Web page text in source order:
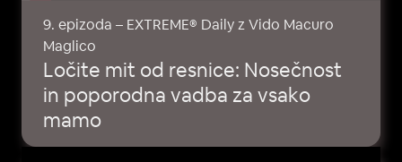
9. epizoda – EXTREME® Daily z Vido Macuro
Maglico
Ločite mit od resnice: Nosečnost
in poporodna vadba za vsako
mamo